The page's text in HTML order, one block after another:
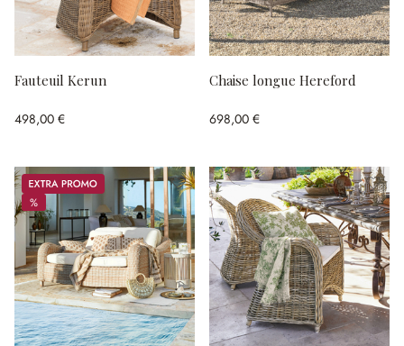
Fauteuil Kerun
498,00 €
Chaise longue Hereford
698,00 €
Promos
%
%